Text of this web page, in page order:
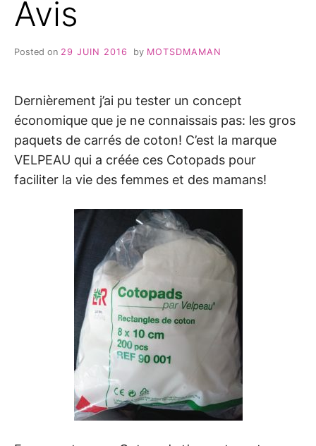
Avis
Posted on 29 JUIN 2016 by MOTSDMAMAN
Dernièrement j’ai pu tester un concept
économique que je ne connaissais pas: les gros
paquets de carrés de coton! C’est la marque
VELPEAU qui a créée ces Cotopads pour
faciliter la vie des femmes et des mamans!